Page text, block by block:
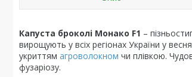
Капуста броколі Монако F1 –
вирощують у всіх регіонах України у
укриттям агроволокном чи плівкою.
фузаріозу.